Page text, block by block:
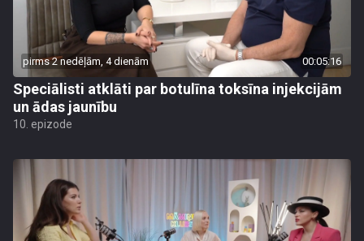
pirms 2 nedēļām, 4 dienām 00:05:16
Speciālisti atklāti par botulīna toksīna injekcijām
un ādas jaunību
10. epizode